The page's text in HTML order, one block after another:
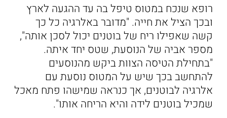
רופא שנכח במטוס טיפל בה עד ההגעה לארץ
ובכך הציל את חייה. "מדובר באלרגיה כל כך
קשה שאפילו ריח של בוטנים יכול לסכן אותה",
מספר אביה של הנוסעת, שטס יחד איתה.
"בתחילת הטיסה הצוות ביקש מהנוסעים
להתחשב בכך שיש על המטוס נוסעת עם
אלרגיה לבוטנים, אך כנראה שמישהו פתח מאכל
שמכיל בוטנים לידה והיא הריחה אותו".